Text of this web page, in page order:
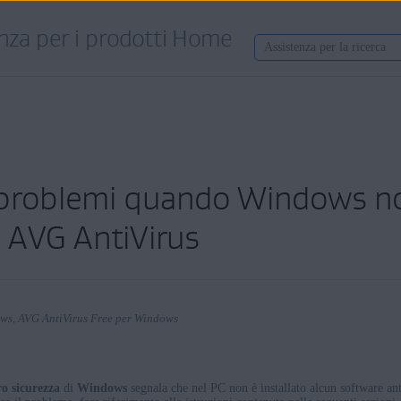
per i prodotti Home
quando Windows
AntiVirus
AVG AntiVirus Free per Windows
sicurezza di Windows segnala che nel PC non è installato alcun software